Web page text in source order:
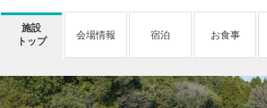
施設
トップ
会場情報 宿泊 お食事